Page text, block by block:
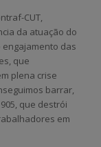
CUT,
da atuação do
engajamento das
que
plena crise
barrar,
que destrói
em